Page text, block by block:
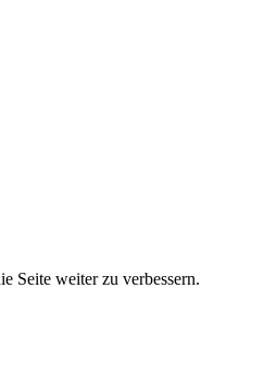
Seite weiter zu verbessern.